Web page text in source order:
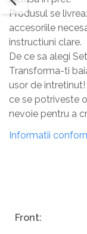
Produsul se
accesoriile
instructiuni clare.
De ce sa alegi
Transforma-ti
usor de
ce se potriveste
nevoie pentru a
Informatii
Front: